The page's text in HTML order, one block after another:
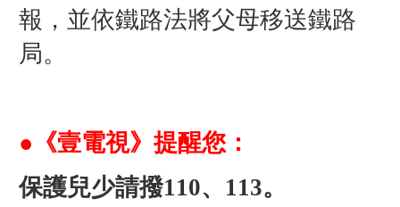
報， 並依鐵路法將父母移送鐵路
局。
●《壹電視》提醒您：
保護兒少請撥110、113。